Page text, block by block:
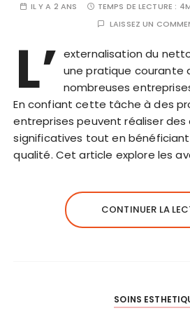
IL Y A 2 ANS TEMPS DE LECTURE :
LAISSEZ UN
L’ externalisation du
une pratique courante
nombreuses
En confiant cette tâche à des
entreprises peuvent réaliser des
significatives tout en bénéficiant
qualité. Cet article explore les
CONTINUER LA
SOINS